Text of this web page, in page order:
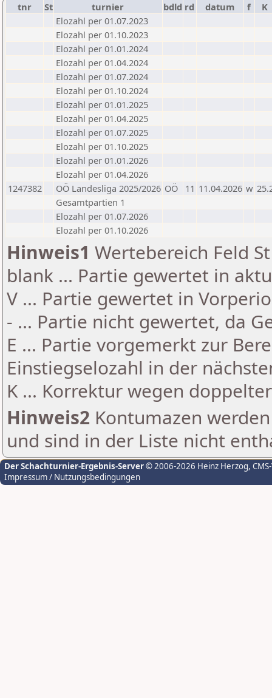
tnr St turnier bdld rd datum f
K
Elozahl per 01.07.2023
Elozahl per 01.10.2023
Elozahl per 01.01.2024
Elozahl per 01.04.2024
Elozahl per 01.07.2024
Elozahl per 01.10.2024
Elozahl per 01.01.2025
Elozahl per 01.04.2025
Elozahl per 01.07.2025
Elozahl per 01.10.2025
Elozahl per 01.01.2026
Elozahl per 01.04.2026
1247382
OÖ Landesliga 2025/2026 OÖ 11 11.04.2026 w
Gesamtpartien 1
Elozahl per 01.07.2026
Elozahl per 01.10.2026
Hinweis1 Wertebereich Feld
blank ... Partie gewertet in
V ... Partie gewertet in
- ... Partie nicht gewertet, da
E ... Partie vorgemerkt zur
Einstiegselozahl in der
K ... Korrektur wegen
Hinweis2 Kontumazen
und sind in der Liste nicht
Der Schachturnier-Ergebnis-Server© 2006-2026 Heinz Herzog,
Impressum / Nutzungsbedingungen